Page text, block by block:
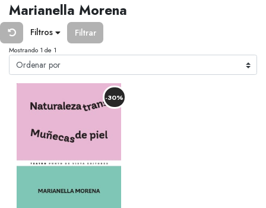
Marianella Morena
Filtros Filtrar
Mostrando 1 de 1
-30%